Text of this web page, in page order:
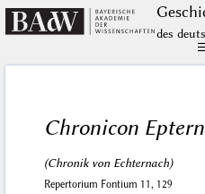
des
☰
Chronicon
(Chronik von Echternach)
Repertorium Fontium 11, 129